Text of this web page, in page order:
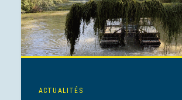
ACTUALITÉS